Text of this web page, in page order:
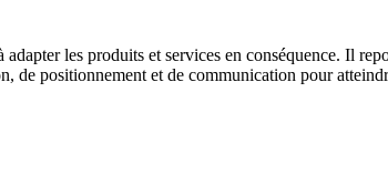
les produits et services en conséquence. Il
de positionnement et de communication pour